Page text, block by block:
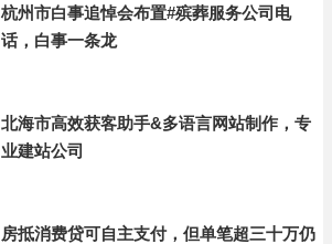
杭州市白事追悼会布置#殡葬服务公司电
话，白事一条龙
北海市高效获客助手&多语言网站制作，专
业建站公司
房抵消费贷可自主支付，但单笔超三十万仍